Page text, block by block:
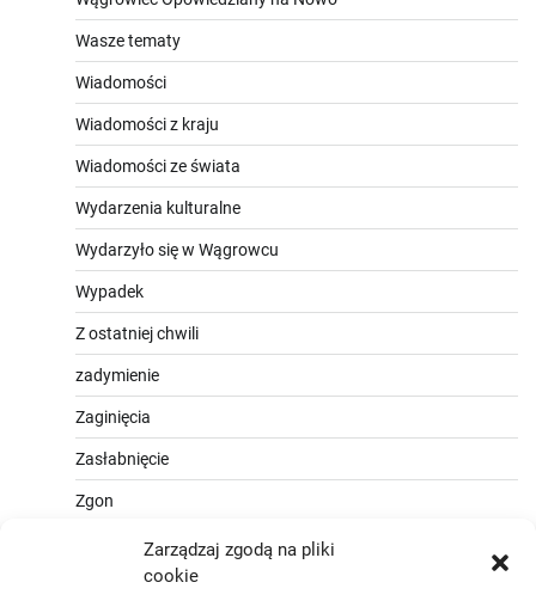
Zarządzaj zgodą na pliki
cookie
Wasze tematy
Wiadomości
Wiadomości z kraju
Wiadomości ze świata
Wydarzenia kulturalne
Wydarzyło się w Wągrowcu
Wypadek
Z ostatniej chwili
zadymienie
Zaginięcia
Zasłabnięcie
Zgon